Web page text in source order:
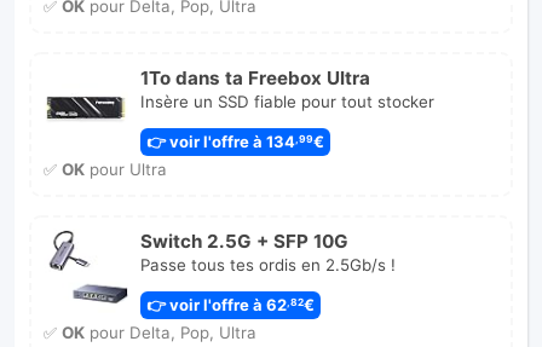
✅ OKpour Delta, Pop, Ultra
1To dans ta Freebox Ultra
Insère un SSD fiable pour tout stocker
👉 voir l'offre à 134 ,99€
✅ OKpour Ultra
Switch 2.5G + SFP 10G
Passe tous tes ordis en 2.5Gb/s !
👉 voir l'offre à 62,82€
✅ OKpour Delta, Pop, Ultra